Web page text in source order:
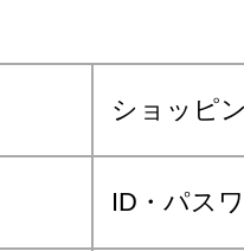
ショッピ
ID・パス